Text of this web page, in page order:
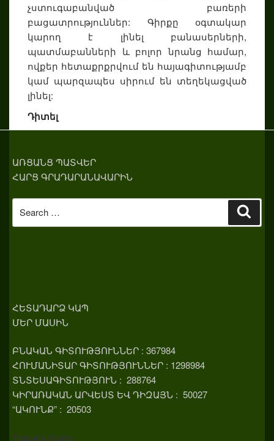
չստուգաբանված բառերի
բացատրություններ: Գիրքը օգտակար
կարող է լինել բանասերների,
պատմաբանների և բոլոր նրանց համար,
ովքեր հետաքրքրվում են հայագիտությամբ
կամ պարզապես սիրում են տեղեկացված
լինել:
Դիտել
ԱՌՑԱՆՑ ՊԱՏՎԵՐ
ՀԱՐՑ ԳՐԱԴԱՐԱՆԱՎԱՐԻՆ
for:
ՀԵՏԱԴԱՐՁ ԿԱՊ
ՄԵՐ ՄԱՍԻՆ
ԲՆԱԿԱՆ ԳԻՏՈՒԹՅՈՒՆՆԵՐ : 367984
ՀՈՒՄԱՆԻՏԱՐ ԳԻՏՈՒԹՅՈՒՆՆԵՐ : 1298984
ՏՆՏԵՍԱԳԻՏՈՒԹՅՈՒՆ : 288764
ԿԻՐԱՌԱԿԱՆ ԱՐՎԵՍՏ ԵՎ ԴԻԶԱՅՆ : 50027
“ԱԿՈՒՆՔ” : 20503
Today's Visits: